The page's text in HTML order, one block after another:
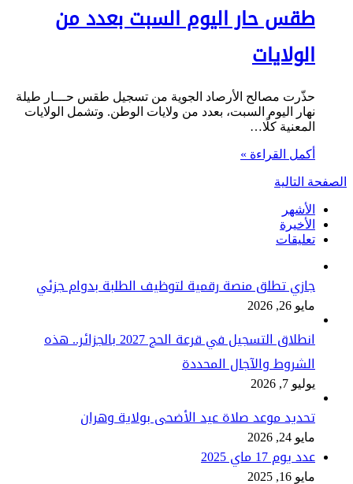
طقس حار اليوم السبت بعدد من
الولايات
حذّرت مصالح الأرصاد الجوية من تسجيل طقس حـــار طيلة
نهار اليوم السبت، بعدد من ولايات الوطن. وتشمل الولايات
المعنية كلًا…
أكمل القراءة »
الصفحة التالية
الأشهر
الأخيرة
تعليقات
جازي تطلق منصة رقمية لتوظيف الطلبة بدوام جزئي
مايو 26, 2026
انطلاق التسجيل في قرعة الحج 2027 بالجزائر.. هذه
الشروط والآجال المحددة
يوليو 7, 2026
تحديد موعد صلاة عيد الأضحى بولاية وهران
مايو 24, 2026
عدد يوم 17 ماي 2025
مايو 16, 2025